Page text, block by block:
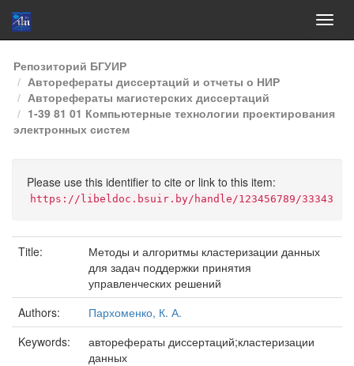
Skip
navigation
Репозиторий БГУИР
Авторефераты диссертаций и отчеты о НИР
Авторефераты магистерских диссертаций
1-39 81 01 Компьютерные технологии проектирования
электронных систем
Please use this identifier to cite or link to this item:
https://libeldoc.bsuir.by/handle/123456789/33343
Title:
Методы и алгоритмы кластеризации данных
для задач поддержки принятия
управленческих решений
Authors:
Пархоменко, К. А.
Keywords:
авторефераты диссертаций;кластеризации
данных